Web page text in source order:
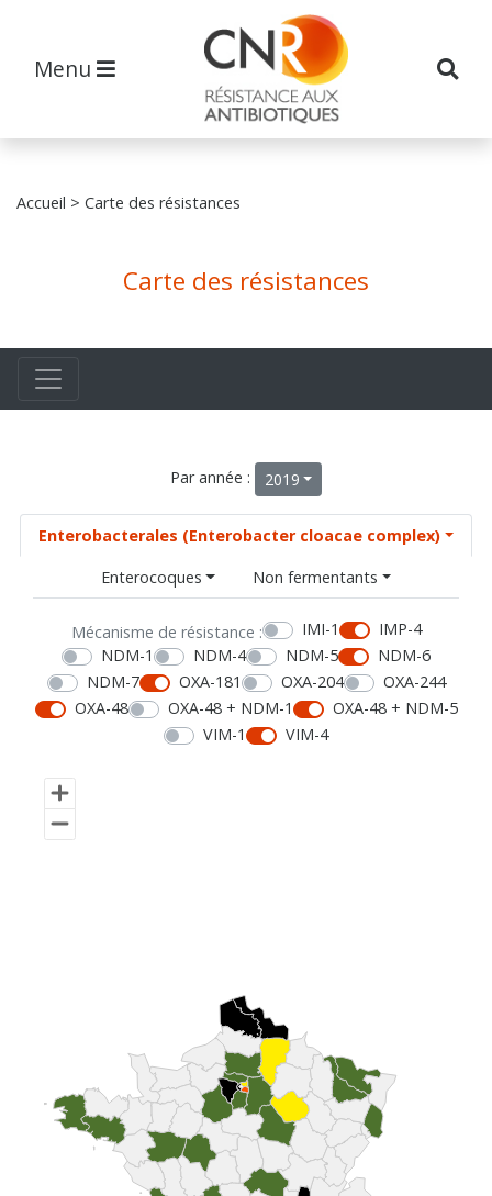
Menu
Accueil > Carte des résistances
Carte des résistances
Par année : 2019
Enterobacterales (Enterobacter cloacae complex)
Enterocoques
Non fermentants
Mécanisme de résistance : IMI-1
IMP-4
NDM-1
NDM-4 NDM-5
NDM-6
NDM-7
OXA-181 OXA-204
OXA-244
OXA-48
OXA-48 + NDM-1
OXA-48 + NDM-5
VIM-1
VIM-4